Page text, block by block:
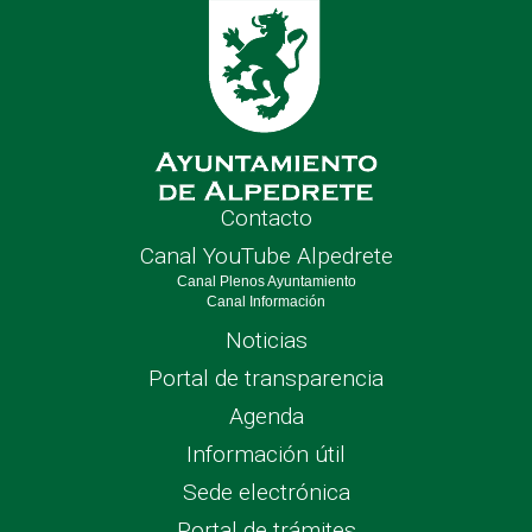
Contacto
Canal YouTube Alpedrete
Canal Plenos Ayuntamiento
Canal Información
Noticias
Portal de transparencia
Agenda
Información útil
Sede electrónica